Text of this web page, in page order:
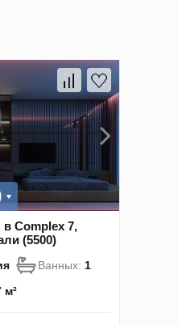
в Complex 7,
(5500)
Ванных: 1
м²